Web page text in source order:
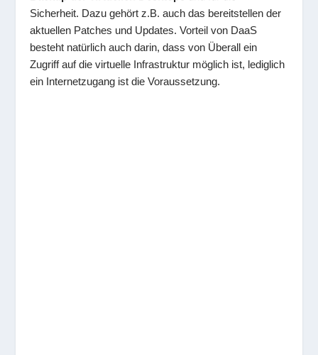
Sicherheit. Dazu gehört z.B. auch das bereitstellen der
aktuellen Patches und Updates. Vorteil von DaaS
besteht natürlich auch darin, dass von Überall ein
Zugriff auf die virtuelle Infrastruktur möglich ist, lediglich
ein Internetzugang ist die Voraussetzung.